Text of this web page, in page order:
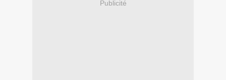
Publicité